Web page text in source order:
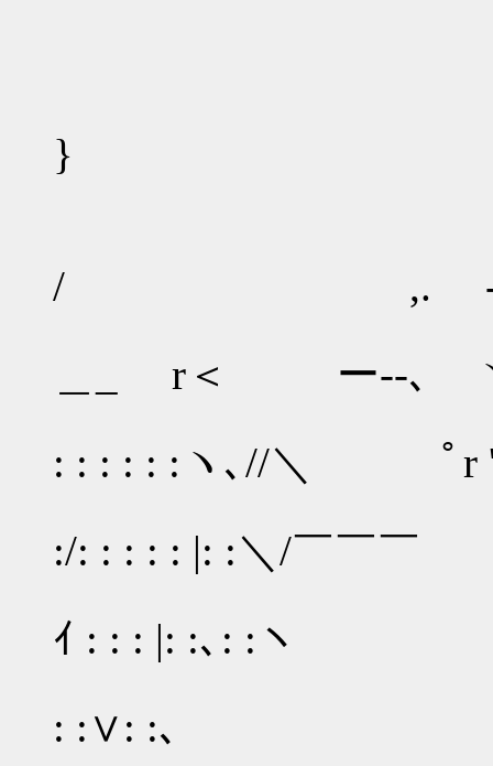
}
/ ,. -
＿_ r＜ ー--､
: : : : : :ヽ､//＼ ﾟr
:/: : : : : |: :＼/￣￣￣
ｲ : : : |: :､: :ヽ
: :∨: :､